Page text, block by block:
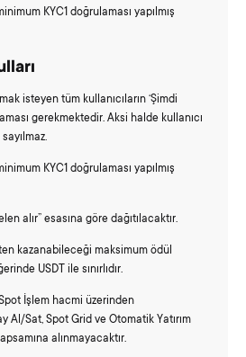
KYC1 doğrulaması yapılmış
isteyen tüm kullanıcıların ‘Şimdi
gerekmektedir. Aksi halde kullanıcı
KYC1 doğrulaması yapılmış
alır” esasına göre dağıtılacaktır.
kazanabileceği maksimum ödül
USDT ile sınırlıdır.
İşlem hacmi üzerinden
Al/Sat, Spot Grid ve Otomatik Yatırım
alınmayacaktır.